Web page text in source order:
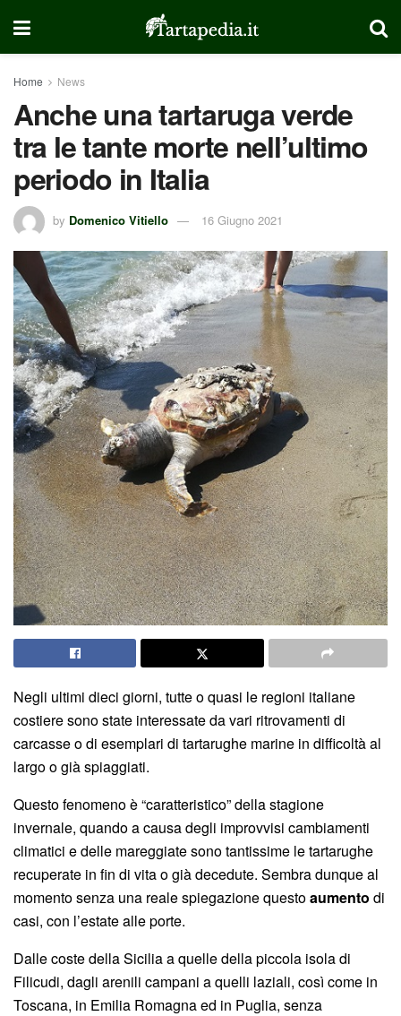
Home News
Anche una tartaruga verde
tra le tante morte nell’ultimo
periodo in Italia
by Domenico Vitiello 16 Giugno 2021
Negli ultimi dieci giorni, tutte o quasi le regioni italiane
costiere sono state interessate da vari ritrovamenti di
carcasse o di esemplari di tartarughe marine in difficoltà al
largo o già spiaggiati.
Questo fenomeno è “caratteristico” della stagione
invernale, quando a causa degli improvvisi cambiamenti
climatici e delle mareggiate sono tantissime le tartarughe
recuperate in fin di vita o già decedute. Sembra dunque al
momento senza una reale spiegazione questoaumento di
casi, con l’estate alle porte.
Dalle coste della Sicilia a quelle della piccola isola di
Filicudi, dagli arenili campani a quelli laziali, così come in
Toscana, in Emilia Romagna ed in Puglia, senza